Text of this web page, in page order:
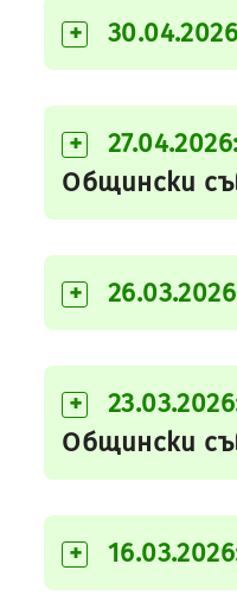
+
+ 27.04.2026:
Общински
+
+
Общински
+